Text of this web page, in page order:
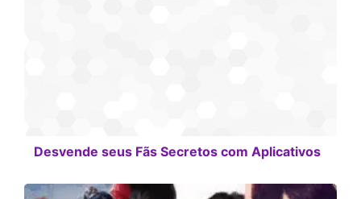
Desvende seus Fãs Secretos com Aplicativos